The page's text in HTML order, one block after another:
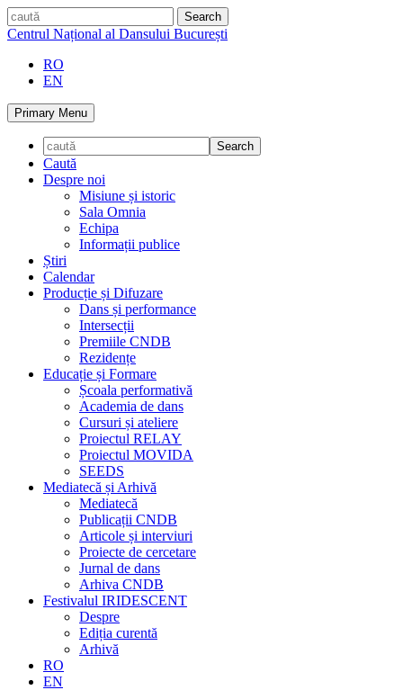
Skip
to
caută
Centrul Național al Dansului București
RO
EN
Primary Menu
Caută
Despre noi
Misiune și istoric
Sala Omnia
Echipa
Informații publice
Știri
Calendar
Producție și Difuzare
Dans și performance
Intersecții
Premiile CNDB
Rezidențe
Educație și Formare
Școala performativă
Academia de dans
Cursuri și ateliere
Proiectul RELAY
Proiectul MOVIDA
SEEDS
Mediatecă și Arhivă
Mediatecă
Publicații CNDB
Articole și interviuri
Proiecte de cercetare
Jurnal de dans
Arhiva CNDB
Festivalul IRIDESCENT
Despre
Ediția curentă
Arhivă
RO
EN